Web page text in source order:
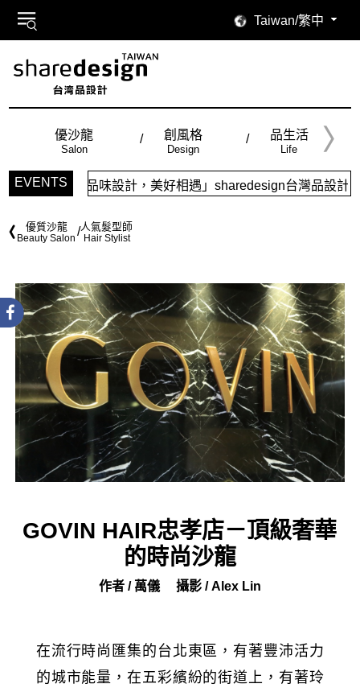
Taiwan/繁中
優沙龍
Salon
創風格
Design
品生活
Life
EVENTS
「品味設計，美好相遇」sharedesign台灣品設計，五大特色
優質沙龍
Beauty Salon
人氣髮型師
Hair Stylist
GOVIN HAIR忠孝店－頂級奢華
的時尚沙龍
作者 / 萬儀 攝影 / Alex Lin
在流行時尚匯集的台北東區，有著豐沛活力
的城市能量，在五彩繽紛的街道上，有著玲